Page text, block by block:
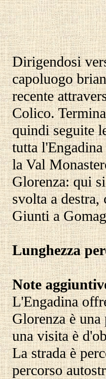
Dirigendosi
capoluogo
recente
Colico.
quindi seguite
tutta
la Val
Glorenza: qui
svolta a
Giunti a
Lunghezza
Note
L'Engadina
Glorenza è
una visita è
La strada è
percorso